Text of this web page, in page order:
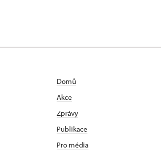
Domů
Akce
Zprávy
Publikace
Pro média